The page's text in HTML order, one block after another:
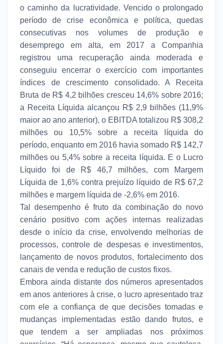
o caminho da lucratividade. Vencido o prolongado
período de crise econômica e política, quedas
consecutivas nos volumes de produção e
desemprego em alta, em 2017 a Companhia
registrou uma recuperação ainda moderada e
conseguiu encerrar o exercício com importantes
índices de crescimento consolidado. A Receita
Bruta de R$ 4,2 bilhões cresceu 14,6% sobre 2016;
a Receita Líquida alcançou R$ 2,9 bilhões (11,9%
maior ao ano anterior), o EBITDA totalizou R$ 308,2
milhões ou 10,5% sobre a receita líquida do
período, enquanto em 2016 havia somado R$ 142,7
milhões ou 5,4% sobre a receita líquida. E o Lucro
Líquido foi de R$ 46,7 milhões, com Margem
Líquida de 1,6% contra prejuízo líquido de R$ 67,2
milhões e margem líquida de -2,6% em 2016.
Tal desempenho é fruto da combinação do novo
cenário positivo com ações internas realizadas
desde o início da crise, envolvendo melhorias de
processos, controle de despesas e investimentos,
lançamento de novos produtos, fortalecimento dos
canais de venda e redução de custos fixos.
Embora ainda distante dos números apresentados
em anos anteriores à crise, o lucro apresentado traz
com ele a confiança de que decisões tomadas e
mudanças implementadas estão dando frutos, e
que tendem a ser ampliadas nos próximos